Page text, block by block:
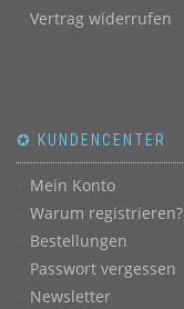
Vertrag widerrufen
✪ KUNDENCENTER
Mein Konto
Warum registrieren?
Bestellungen
Passwort vergessen
Newsletter